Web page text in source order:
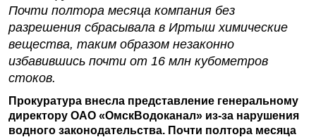
Почти полтора месяца компания без
разрешения сбрасывала в Иртыш химические
вещества, таким образом незаконно
избавившись почти от 16 млн кубометров
стоков.
Прокуратура внесла представление генеральному
директору ОАО «ОмскВодоканал» из-за нарушения
водного законодательства. Почти полтора месяца